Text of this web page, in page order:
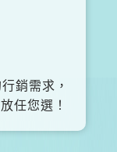
銷需求，
任您選！